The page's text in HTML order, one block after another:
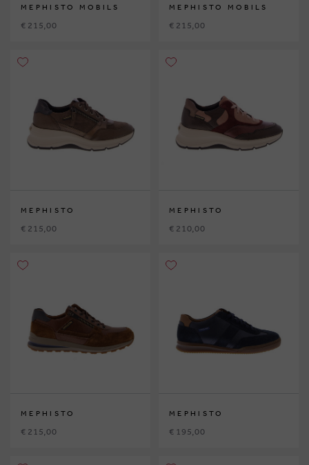
MEPHISTO MOBILS
€ 215,00
MEPHISTO MOBILS
€ 215,00
MEPHISTO
€ 215,00
MEPHISTO
€ 210,00
MEPHISTO
€ 215,00
MEPHISTO
€ 195,00